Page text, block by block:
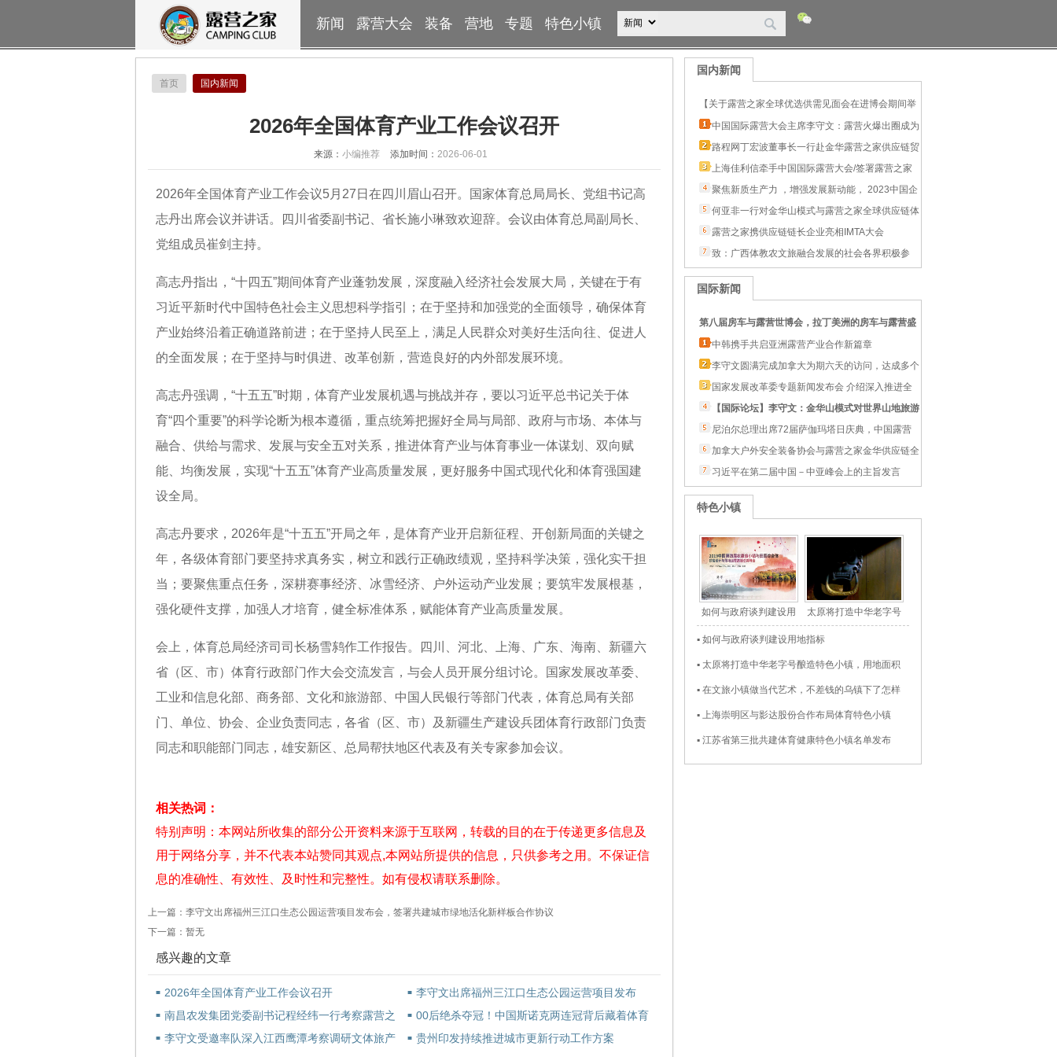
新闻 露营大会 装备 营地 专题 特色小镇
首页 国内新闻
2026年全国体育产业工作会议召开
来源： 小编推荐 添加时间： 2026-06-01
2026年全国体育产业工作会议5月27日在四川眉山召开。国家体育总局局长、党组书记高
志丹出席会议并讲话。四川省委副书记、省长施小琳致欢迎辞。会议由体育总局副局长、
党组成员崔剑主持。
高志丹指出，“十四五”期间体育产业蓬勃发展，深度融入经济社会发展大局，关键在于有
习近平新时代中国特色社会主义思想科学指引；在于坚持和加强党的全面领导，确保体育
产业始终沿着正确道路前进；在于坚持人民至上，满足人民群众对美好生活向往、促进人
的全面发展；在于坚持与时俱进、改革创新，营造良好的内外部发展环境。
高志丹强调，“十五五”时期，体育产业发展机遇与挑战并存，要以习近平总书记关于体
育“四个重要”的科学论断为根本遵循，重点统筹把握好全局与局部、政府与市场、本体与
融合、供给与需求、发展与安全五对关系，推进体育产业与体育事业一体谋划、双向赋
能、均衡发展，实现“十五五”体育产业高质量发展，更好服务中国式现代化和体育强国建
设全局。
高志丹要求，2026年是“十五五”开局之年，是体育产业开启新征程、开创新局面的关键之
年，各级体育部门要坚持求真务实，树立和践行正确政绩观，坚持科学决策，强化实干担
当；要聚焦重点任务，深耕赛事经济、冰雪经济、户外运动产业发展；要筑牢发展根基，
强化硬件支撑，加强人才培育，健全标准体系，赋能体育产业高质量发展。
会上，体育总局经济司司长杨雪鸫作工作报告。四川、河北、上海、广东、海南、新疆六
省（区、市）体育行政部门作大会交流发言，与会人员开展分组讨论。国家发展改革委、
工业和信息化部、商务部、文化和旅游部、中国人民银行等部门代表，体育总局有关部
门、单位、协会、企业负责同志，各省（区、市）及新疆生产建设兵团体育行政部门负责
同志和职能部门同志，雄安新区、总局帮扶地区代表及有关专家参加会议。
相关热词：
特别声明：本网站所收集的部分公开资料来源于互联网，转载的目的在于传递更多信息及
用于网络分享，并不代表本站赞同其观点,本网站所提供的信息，只供参考之用。不保证信
息的准确性、有效性、及时性和完整性。如有侵权请联系删除。
上一篇：李守文出席福州三江口生态公园运营项目发布会，签署共建城市绿地活化新样板合作协议
下一篇：暂无
感兴趣的文章
■ 2026年全国体育产业工作会议召开 ■ 李守文出席福州三江口生态公园运营项目发布
会，签署共建城市绿地活化新样板合作协议
■ 南昌农发集团党委副书记程经纬一行考察露营之
家全球供应链贸易中心
■ 00后绝杀夺冠！中国斯诺克两连冠背后藏着体育
人才培养新答案
■ 李守文受邀率队深入江西鹰潭考察调研文体旅产
■ 贵州印发持续推进城市更新行动工作方案
国内新闻
【关于露营之家全球优选供需见面会在进博会期间举
办的通知】
中国国际露营大会主席李守文：露营火爆出圈成为
顶流文化
路程网丁宏波董事长一行赴金华露营之家供应链贸
易中心考察交流
上海佳利信牵手中国国际露营大会/签署露营之家
伙伴计划合作协议
聚焦新质生产力 ，增强发展新动能， 2023中国企
何亚非一行对金华山模式与露营之家全球供应链体
露营之家携供应链链长企业亮相IMTA大会
致：广西体教农文旅融合发展的社会各界积极参
与“广西三类十佳最美目的地营地” 征集推选活动的公
开邀请信
国际新闻
第八届房车与露营世博会，拉丁美洲的房车与露营盛
宴即将开启！​
中韩携手共启亚洲露营产业合作新篇章
李守文圆满完成加拿大为期六天的访问，达成多个
项目的合作与共识
国家发展改革委专题新闻发布会 介绍深入推进全
国统一大市场建设有关情况
【国际论坛】李守文：金华山模式对世界山地旅游
尼泊尔总理出席72届萨伽玛塔日庆典，中国露营
加拿大户外安全装备协会与露营之家金华供应链全
习近平在第二届中国－中亚峰会上的主旨发言
特色小镇
如何与政府谈判建设用
太原将打造中华老字号
▪ 如何与政府谈判建设用地指标
▪ 太原将打造中华老字号酿造特色小镇，用地面积
3.15平方公里
▪ 在文旅小镇做当代艺术，不差钱的乌镇下了怎样
一盘棋？
▪ 上海崇明区与影达股份合作布局体育特色小镇
▪ 江苏省第三批共建体育健康特色小镇名单发布